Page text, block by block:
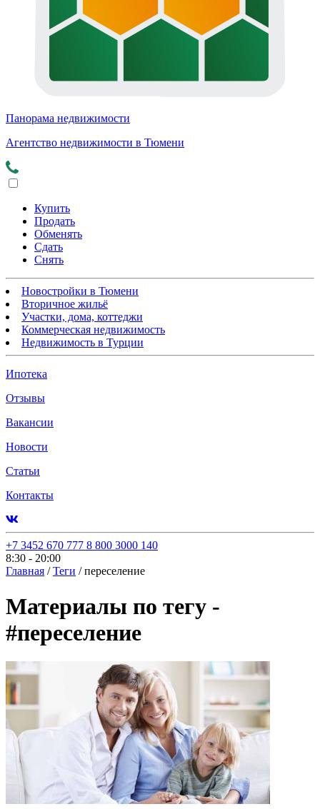
Панорама недвижимости
Агентство недвижимости в Тюмени
Купить
Продать
Обменять
Сдать
Снять
Новостройки в Тюмени
Вторичное жильё
Участки, дома, коттеджи
Коммерческая недвижимость
Недвижимость в Турции
Ипотека
Отзывы
Вакансии
Новости
Статьи
Контакты
+7 3452 670 777 8 800 3000 140
8:30 - 20:00
Главная / Теги / переселение
Материалы по тегу -
#переселение